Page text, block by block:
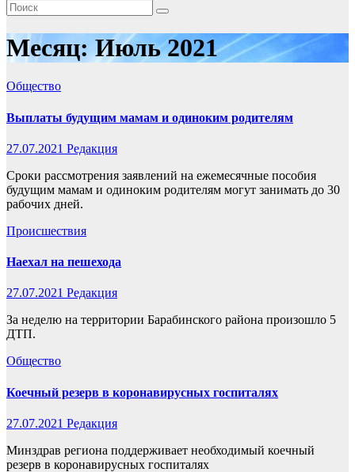
Месяц:Июль 2021
Общество
Выплаты будущим мамам и одиноким родителям
27.07.2021 Редакция
Сроки рассмотрения заявлений на ежемесячные пособия
будущим мамам и одиноким родителям могут занимать до 30
рабочих дней.
Происшествия
Наехал на пешехода
27.07.2021 Редакция
За неделю на территории Барабинского района произошло 5
ДТП.
Общество
Коечный резерв в коронавирусных госпиталях
27.07.2021 Редакция
Минздрав региона поддерживает необходимый коечный
резерв в коронавирусных госпиталях